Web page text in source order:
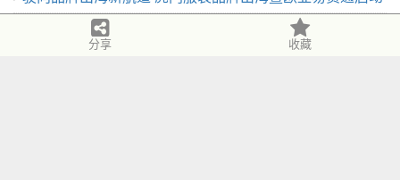
独家解读儿童防晒白皮书：KK树领跑赛道，原纱材质成新
分享 收藏